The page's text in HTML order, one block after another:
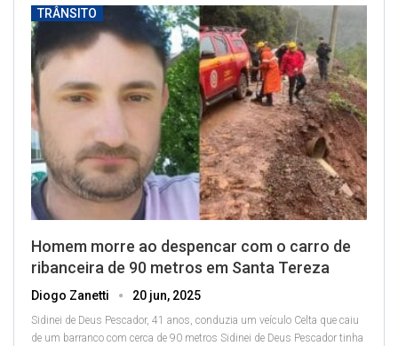
TRÂNSITO
Homem morre ao despencar com o carro de
ribanceira de 90 metros em Santa Tereza
Diogo Zanetti 20 jun, 2025
Sidinei de Deus Pescador, 41 anos, conduzia um veículo Celta que caiu
de um barranco com cerca de 90 metros Sidinei de Deus Pescador tinha